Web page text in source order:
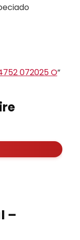
”
–